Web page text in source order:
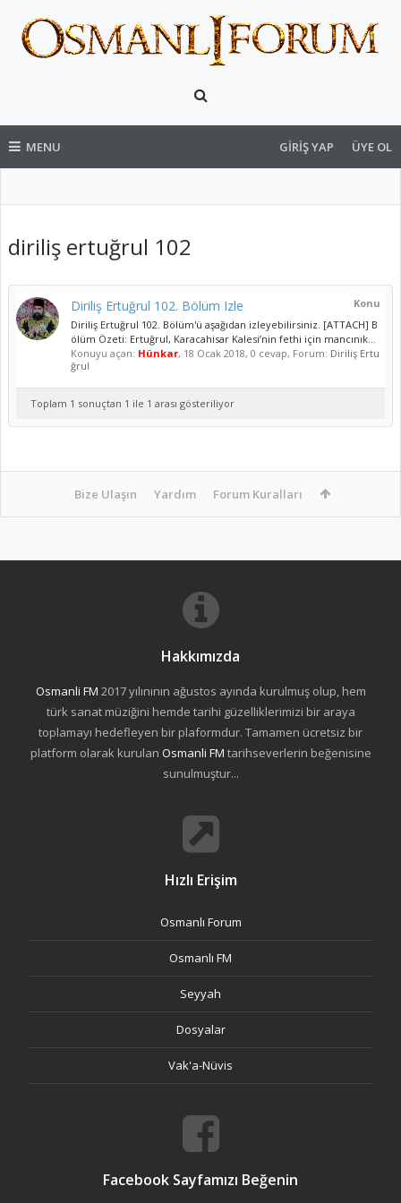
MENU GIRIŞ YAP ÜYE OL
diriliş ertuğrul 102
Konu
Diriliş Ertuğrul 102. Bölüm Izle
Diriliş Ertuğrul 102. Bölüm'ü aşağıdan izleyebilirsiniz. [ATTACH] B
ölüm Özeti: Ertuğrul, Karacahisar Kalesi’nin fethi için mancınık...
Konuyu açan: Hünkar, 18 Ocak 2018, 0 cevap, Forum: Diriliş Ertu
ğrul
Toplam 1 sonuçtan 1 ile 1 arası gösteriliyor
Bize Ulaşın Yardım Forum Kuralları
Hakkımızda
Osmanli FM 2017 yılınının ağustos ayında kurulmuş olup, hem
türk sanat müziğini hemde tarihi güzelliklerimizi bir araya
toplamayı hedefleyen bir plaformdur. Tamamen ücretsiz bir
platform olarak kurulan Osmanli FM tarihseverlerin beğenisine
sunulmuştur...
Hızlı Erişim
Osmanlı Forum
Osmanlı FM
Seyyah
Dosyalar
Vak'a-Nüvis
Facebook Sayfamızı Beğenin